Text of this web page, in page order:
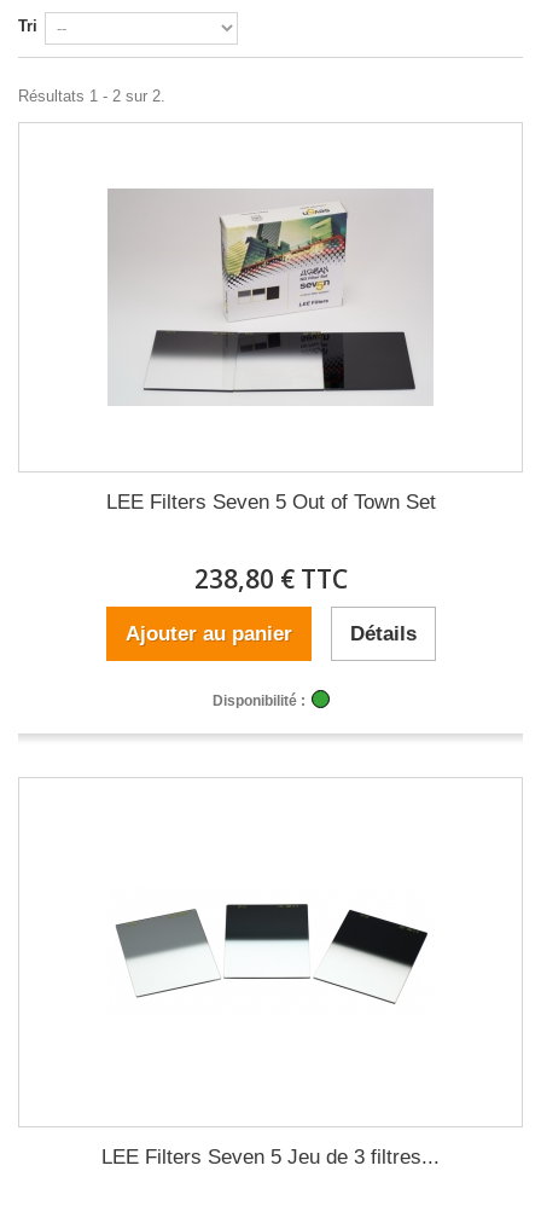
Tri
Résultats 1 - 2 sur 2.
LEE Filters Seven 5 Out of Town Set
238,80 € TTC
Ajouter au panier Détails
Disponibilité :
LEE Filters Seven 5 Jeu de 3 filtres...